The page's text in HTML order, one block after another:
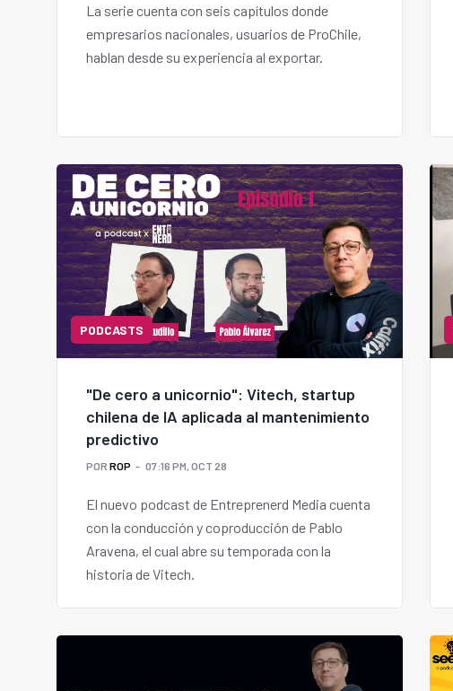
La serie cuenta con seis capítulos donde
empresarios nacionales, usuarios de ProChile,
hablan desde su experiencia al exportar.
PODCASTS
"De cero a unicornio": Vitech, startup
chilena de IA aplicada al mantenimiento
predictivo
POR ROP 07:16 PM, OCT 28
El nuevo podcast de Entreprenerd Media cuenta
con la conducción y coproducción de Pablo
Aravena, el cual abre su temporada con la
historia de Vitech.